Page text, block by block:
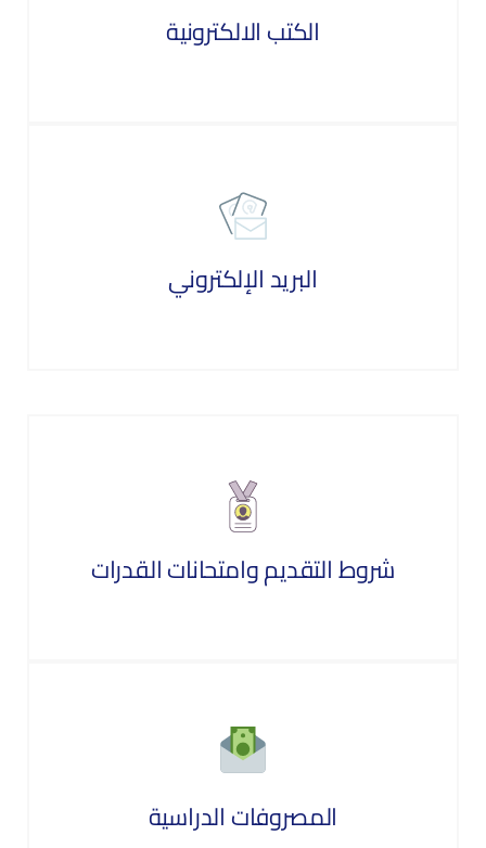
الكتب الالكترونية
البريد الإلكتروني
شروط التقديم وامتحانات القدرات
المصروفات الدراسية